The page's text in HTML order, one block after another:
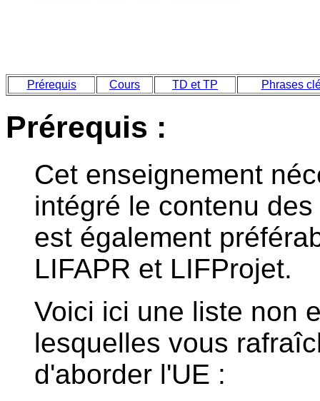
Prérequis Cours TD et TP Phrases
Prérequis :
Cet enseignement
intégré le contenu
est également
LIFAPR et LIFProjet.
Voici ici une liste non
lesquelles vous
d'aborder l'UE :